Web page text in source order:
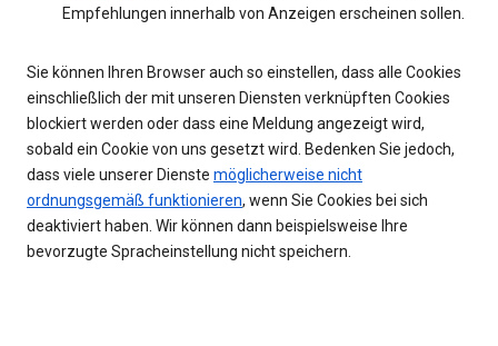
Empfehlungen innerhalb von Anzeigen erscheinen sollen.
Sie können Ihren Browser auch so einstellen, dass alle Cookies
einschließlich der mit unseren Diensten verknüpften Cookies
blockiert werden oder dass eine Meldung angezeigt wird,
sobald ein Cookie von uns gesetzt wird. Bedenken Sie jedoch,
dass viele unserer Dienste möglicherweise nicht
ordnungsgemäß funktionieren, wenn Sie Cookies bei sich
deaktiviert haben. Wir können dann beispielsweise Ihre
bevorzugte Spracheinstellung nicht speichern.